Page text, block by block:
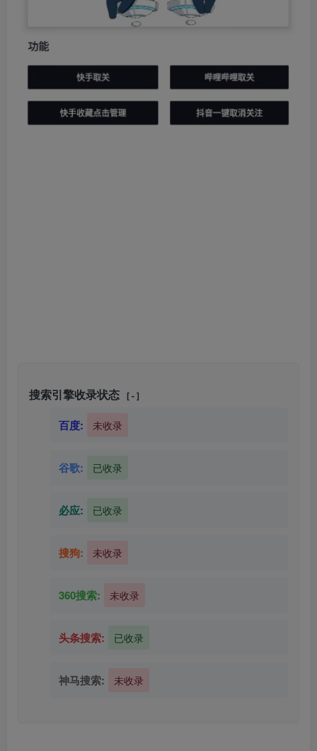
搜索引擎收录状态 [ - ]
百度: 未收录
谷歌: 已收录
必应: 已收录
搜狗: 未收录
360搜索: 未收录
头条搜索: 已收录
神马搜索: 未收录